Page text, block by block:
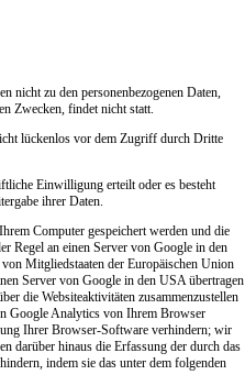
nicht zu den personenbezogenen Daten,
Zwecken, findet nicht statt.
lückenlos vor dem Zugriff durch Dritte
Einwilligung erteilt oder es besteht
ihrer Daten.
Computer gespeichert werden und die
Regel an einen Server von Google in den
Mitgliedstaaten der Europäischen Union
Server von Google in den USA übertragen
die Websiteaktivitäten zusammenzustellen
Google Analytics von Ihrem Browser
Ihrer Browser-Software verhindern; wir
darüber hinaus die Erfassung der durch das
indem sie das unter dem folgenden